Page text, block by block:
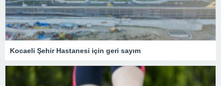
Kocaeli Şehir Hastanesi için geri sayım